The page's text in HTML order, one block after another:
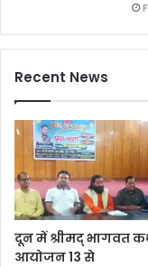
Recent News
दून में श्रीमद् भागवत
आयोजन 13 से